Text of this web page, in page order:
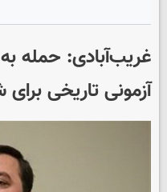
غریب‌آبادی: حمله
آزمونی تاریخی